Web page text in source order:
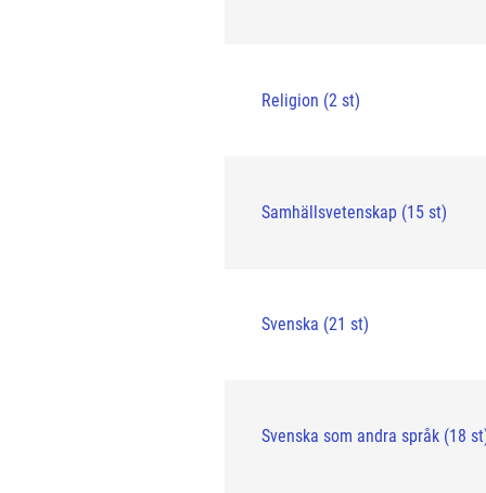
Religion (2 st)
Samhällsvetenskap (15 st)
Svenska (21 st)
Svenska som andra språk (18